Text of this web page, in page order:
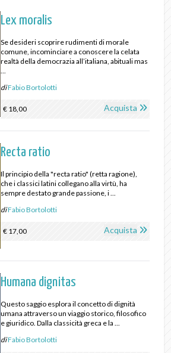
Lex moralis
Se desideri scoprire rudimenti di morale
comune, incominciare a conoscere la celata
realtà della democrazia all’italiana, abituali mas
diFabio Bortolotti
€ 18,00 Acquista
Recta ratio
Il principio della "recta ratio" (retta ragione),
che i classici latini collegano alla virtù, ha
sempre destato grande passione, i ...
diFabio Bortolotti
€ 17,00 Acquista
Humana dignitas
Questo saggio esplora il concetto di dignità
umana attraverso un viaggio storico, filosofico
e giuridico. Dalla classicità greca e la ...
diFabio Bortolotti